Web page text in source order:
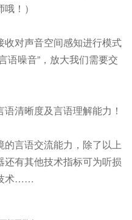
！）
对声音空间感知进行模式
语噪音”，放大我们需要交
清晰度及言语理解能力！
言语交流能力，除了以上
有其他技术指标可为听损
术……